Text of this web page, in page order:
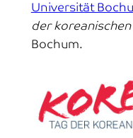
Universität
der
Bochum.